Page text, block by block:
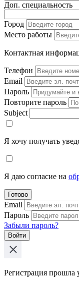
Доп. специальность
Город
Место работы
Контактная
Телефон
Email
Пароль
Повторите пароль
Subject
Я хочу получать
Я даю согласие на
Готово
Email
Пароль
Забыли пароль?
Войти
Регистрация прошла